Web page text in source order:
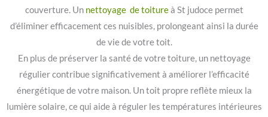
couverture. Un nettoyage de toitureà St judoce permet
d’éliminer efficacement ces nuisibles, prolongeant ainsi la durée
de vie de votre toit.
En plus de préserver la santé de votre toiture, un nettoyage
régulier contribue significativement à améliorer l’efficacité
énergétique de votre maison. Un toit propre reflète mieux la
lumière solaire, ce qui aide à réguler les températures intérieures